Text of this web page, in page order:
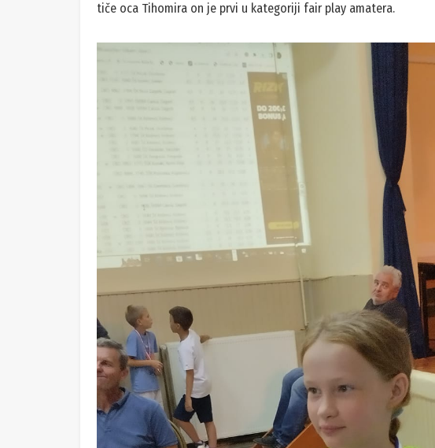
tiče oca Tihomira on je prvi u kategoriji fair play amatera.